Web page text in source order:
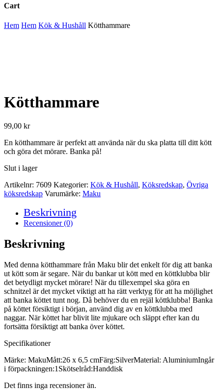
Cart
Close
Hem Hem Kök & Hushåll Kötthammare
Kötthammare
99,00 kr
En kötthammare är perfekt att använda när du ska platta till ditt kött
och göra det mörare. Banka på!
Slut i lager
Artikelnr: 7609 Kategorier: Kök & Hushåll, Köksredskap, Övriga
köksredskap Varumärke: Maku
Beskrivning
Recensioner (0)
Beskrivning
Med denna kötthammare från Maku blir det enkelt för dig att banka
ut kött som är segare. När du bankar ut kött med en köttklubba blir
det betydligt mycket mörare! När du tillexempel ska göra en
schnitzel är det mycket viktigt att ha rätt verktyg för att ha möjlighet
att banka köttet tunt nog. Då behöver du en rejäl köttklubba! Banka
på köttet försiktigt i början, använd dig av en köttklubba med
naggar. När köttet har blivit lite mjukare och släppt efter kan du
fortsätta försiktigt att banka över köttet.
Specifikationer
Märke: MakuMått:26 x 6,5 cmFärg:SilverMaterial: AluminiumIngår
i förpackningen:1Skötselråd:Handdisk
Det finns inga recensioner än.